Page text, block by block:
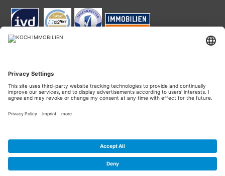
LAGE & ROUTENPLANUNG
Routenplanung zu uns